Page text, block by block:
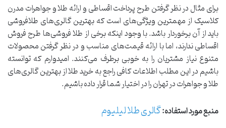
برای مثال در نظر گرفتن طرح پرداخت اقساطی و ارائه طلا و جواهرات مدرن
کلاسیک از مهمترین ویژگی‌های است که بهترین گالری‌های طلافروشی
باید از آن برخوردار باشد. با وجود اینکه برخی از طلا فروشی‌ها طرح فروش
اقساطی ندارند، اما با ارائه قیمت‌های مناسب و در نظر گرفتن محصولات
متنوع نیاز مشتریان را به خوبی برطرف می‌کنند. امیدوارم که توانسته
باشیم در این مطلب اطلاعات کافی راجع به خرید طلا از بهترین گالری‌های
طلا و جواهرات در تهران را در اختیار شما قرار داده باشیم.
منبع مورد استفاده:گالری طلا لیلیوم